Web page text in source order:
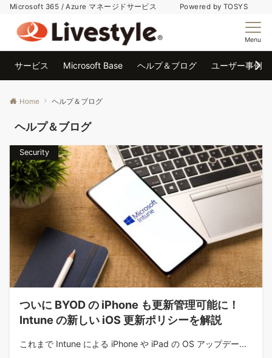
Microsoft 365 / Azure マネージドサービス Powered by TOSYS
Menu
サービス Microsoft Base ヘルプ＆ブログ ユーザー事例
Home ヘルプ＆ブログ
ヘルプ＆ブログ
Security
ついに BYOD の iPhone も更新管理可能に！
Intune の新しい iOS 更新ポリシーを解説
これまで Intune による iPhone や iPad の OS アップデー...